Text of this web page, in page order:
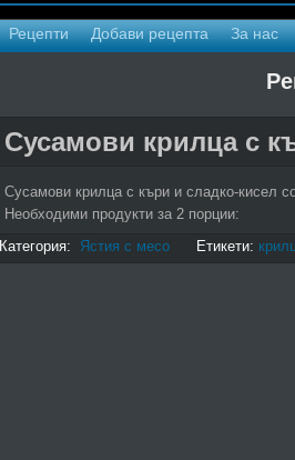
Рецепти Добави рецепта За нас
Сусамови крилца с
Сусамови крилца с къри и сладко-кисел
Необходими продукти за 2 порции:
Категория: Ястия с месо Етикети: